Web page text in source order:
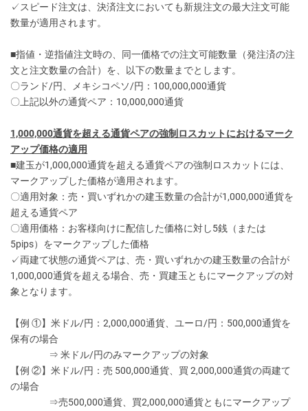
✓スピード注文は、決済注文においても新規注文の最大注文可能
数量が適用されます。
■指値・逆指値注文時の、同一価格での注文可能数量（発注済の注
文と注文数量の合計）を、以下の数量までとします。
〇ランド/円、メキシコペソ/円：100,000,000通貨
〇上記以外の通貨ペア：10,000,000通貨
1,000,000通貨を超える通貨ペアの強制ロスカットにおけるマーク
アップ価格の適用
■建玉が1,000,000通貨を超える通貨ペアの強制ロスカットには、
マークアップした価格が適用されます。
〇適用対象：売・買いずれかの建玉数量の合計が1,000,000通貨を
超える通貨ペア
〇適用価格：お客様向けに配信した価格に対し5銭（または
5pips）をマークアップした価格
✓両建て状態の通貨ペアは、売・買いずれかの建玉数量の合計が
1,000,000通貨を超える場合、売・買建玉ともにマークアップの対
象となります。
【例 ①】米ドル/円：2,000,000通貨、ユーロ/円：500,000通貨を
保有の場合
⇒ 米ドル/円のみマークアップの対象
【例 ②】米ドル/円：売 500,000通貨、買 2,000,000通貨の両建て
の場合
⇒売500,000通貨、買2,000,000通貨ともにマークアップ